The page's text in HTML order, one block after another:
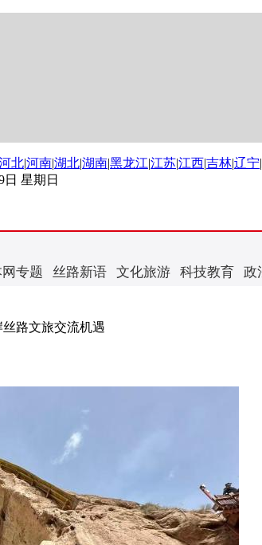
北|河南|湖北|湖南|黑龙江|江苏|江西|吉林|辽宁|
日 星期日
专题 丝路新语 文化旅游 科技教育 政
路文旅交流机遇